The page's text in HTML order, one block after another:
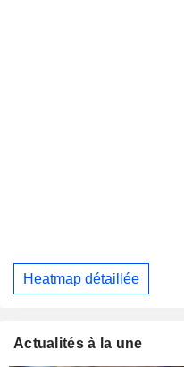
Heatmap détaillée
Actualités à la une